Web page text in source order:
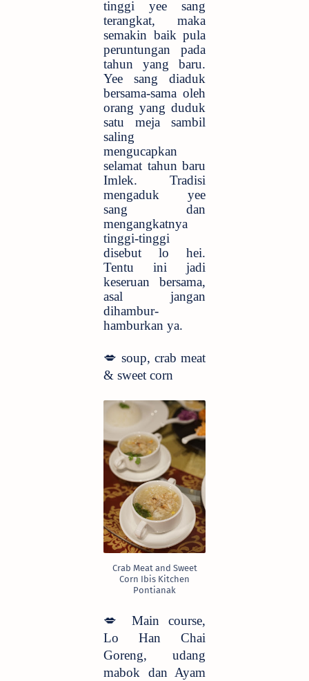
tinggi yee sang
terangkat, maka
semakin baik pula
peruntungan pada
tahun yang baru.
Yee sang diaduk
bersama-sama oleh
orang yang duduk
satu meja sambil
saling
mengucapkan
selamat tahun baru
Imlek. Tradisi
mengaduk yee
sang dan
mengangkatnya
tinggi-tinggi
disebut lo hei.
Tentu ini jadi
keseruan bersama,
asal jangan
dihambur-
hamburkan ya.
💋 soup, crab meat
& sweet corn
Crab Meat and Sweet
Corn Ibis Kitchen
Pontianak
💋
Main course,
Lo Han Chai
Goreng, udang
mabok dan Ayam